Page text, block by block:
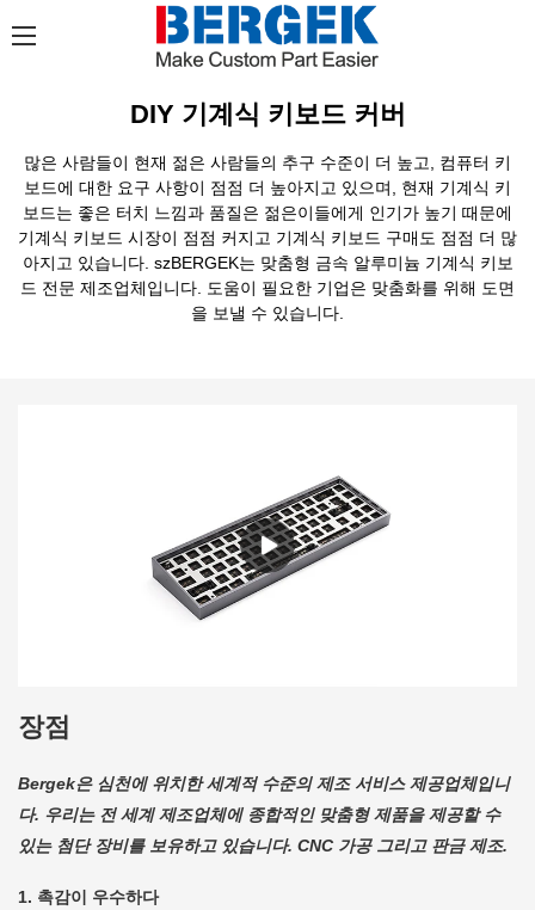
DIY 기계식 키보드 커버
많은 사람들이 현재 젊은 사람들의 추구 수준이 더 높고, 컴퓨터 키
보드에 대한 요구 사항이 점점 더 높아지고 있으며, 현재 기계식 키
보드는 좋은 터치 느낌과 품질은 젊은이들에게 인기가 높기 때문에
기계식 키보드 시장이 점점 커지고 기계식 키보드 구매도 점점 더 많
아지고 있습니다. szBERGEK는 맞춤형 금속 알루미늄 기계식 키보
드 전문 제조업체입니다. 도움이 필요한 기업은 맞춤화를 위해 도면
을 보낼 수 있습니다.
장점
Bergek은 심천에 위치한 세계적 수준의 제조 서비스 제공업체입니
다. 우리는 전 세계 제조업체에 종합적인 맞춤형 제품을 제공할 수
있는 첨단 장비를 보유하고 있습니다. CNC 가공그리고 판금 제조.
1. 촉감이 우수하다